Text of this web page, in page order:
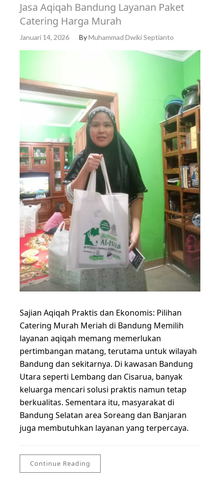
Jasa Aqiqah Bandung Layanan Paket
Catering Harga Murah
Januari 14, 2026 ByMuhammad Dwiki Septianto
Sajian Aqiqah Praktis dan Ekonomis: Pilihan
Catering Murah Meriah di Bandung Memilih
layanan aqiqah memang memerlukan
pertimbangan matang, terutama untuk wilayah
Bandung dan sekitarnya. Di kawasan Bandung
Utara seperti Lembang dan Cisarua, banyak
keluarga mencari solusi praktis namun tetap
berkualitas. Sementara itu, masyarakat di
Bandung Selatan area Soreang dan Banjaran
juga membutuhkan layanan yang terpercaya.
Continue Reading